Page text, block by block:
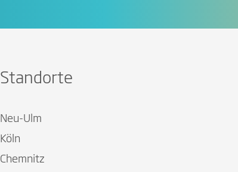
Standorte
Neu-Ulm
Köln
Chemnitz